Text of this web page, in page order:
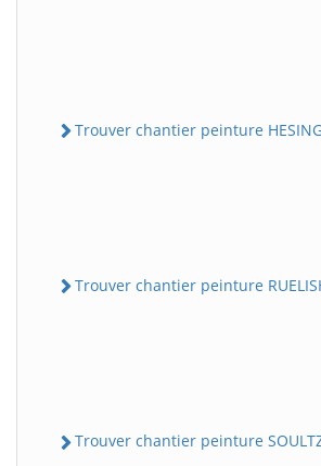
Trouver chantier peinture
Trouver chantier peinture
Trouver chantier peinture